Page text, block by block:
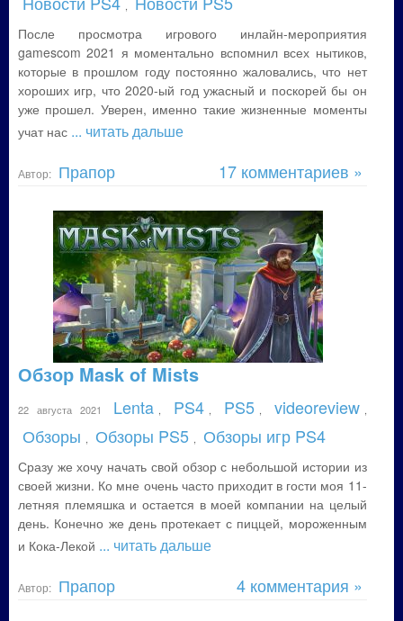
После просмотра игрового инлайн-мероприятия
gamescom 2021 я моментально вспомнил всех нытиков,
которые в прошлом году постоянно жаловались, что нет
хороших игр, что 2020-ый год ужасный и поскорей бы он
уже прошел. Уверен, именно такие жизненные моменты
учат нас ... читать дальше
Автор: Прапор 17 комментариев »
Обзор Mask of Mists
22 августа 2021 Lenta PS4 PS5 videoreview
Обзоры Обзоры PS5 Обзоры игр PS4
Сразу же хочу начать свой обзор с небольшой истории из
своей жизни. Ко мне очень часто приходит в гости моя 11-
летняя племяшка и остается в моей компании на целый
день. Конечно же день протекает с пиццей, мороженным
и Кока-Лекой ... читать дальше
Автор: Прапор 4 комментария »